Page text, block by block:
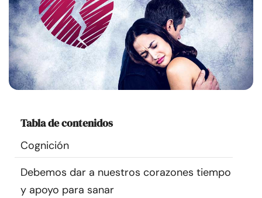
Relaciones
Familia
Ayuda
Recursos
Comunidad
Tabla de contenidos
Cognición
Debemos dar a nuestros corazones tiempo
y apoyo para sanar